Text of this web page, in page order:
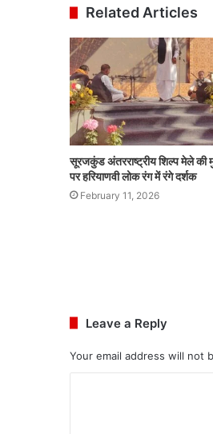
Related Articles
सूरजकुंड अंतरराष्ट्रीय शिल्प मेले की
पर हरियाणवी लोक रंग में रंगे दर्शक
February 11, 2026
Leave a Reply
Your email address will not